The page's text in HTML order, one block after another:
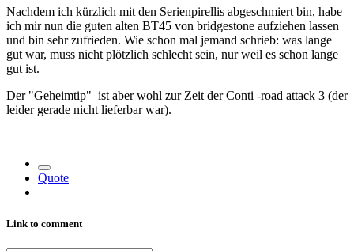
Nachdem ich kürzlich mit den Serienpirellis abgeschmiert bin, habe
ich mir nun die guten alten BT45 von bridgestone aufziehen lassen
und bin sehr zufrieden. Wie schon mal jemand schrieb: was lange
gut war, muss nicht plötzlich schlecht sein, nur weil es schon lange
gut ist.
Der "Geheimtip" ist aber wohl zur Zeit der Conti -road attack 3 (der
leider gerade nicht lieferbar war).
Quote
Link to comment